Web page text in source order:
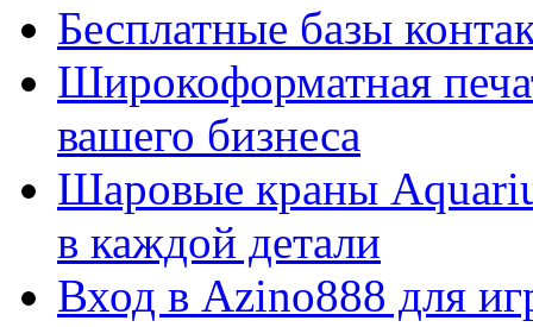
Бесплатные базы
Широкоформатная
вашего бизнеса
Шаровые краны
в каждой детали
Вход в Azino888 для